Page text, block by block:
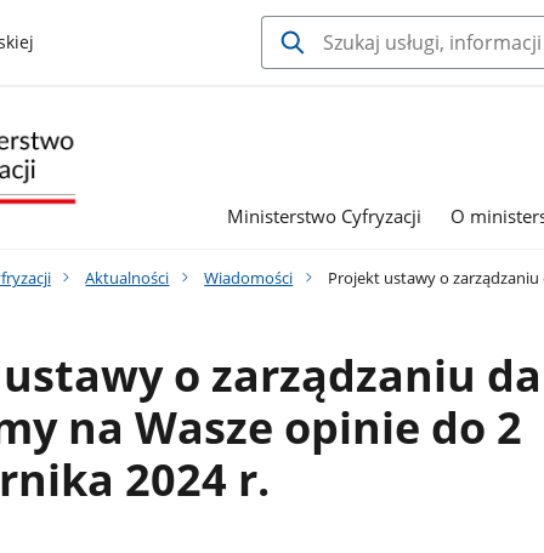
Ministerstwo Cyfryzacji O
Aktualności Wiadomości Projekt ustawy o
o zarządzaniu
na Wasze opinie do 2
2024 r.